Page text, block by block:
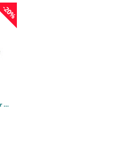
-20%
Vlinder - 925 sterling zilver Kinderoorbellen PCJW15586